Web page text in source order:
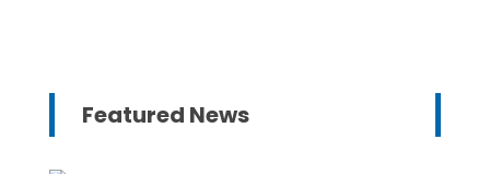
Featured News